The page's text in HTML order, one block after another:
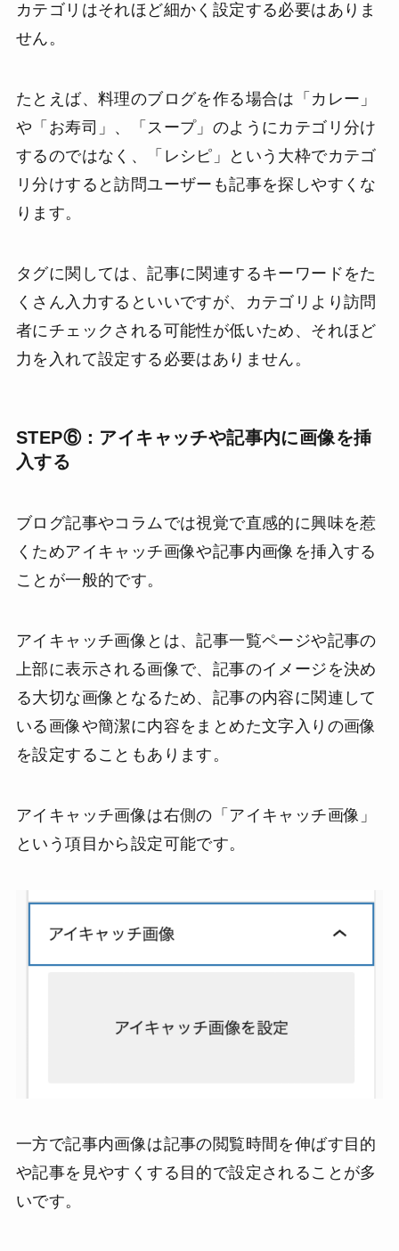
カテゴリはそれほど細かく設定する必要はありま
せん。
たとえば、料理のブログを作る場合は「カレー」
や「お寿司」、「スープ」のようにカテゴリ分け
するのではなく、「レシピ」という大枠でカテゴ
リ分けすると訪問ユーザーも記事を探しやすくな
ります。
タグに関しては、記事に関連するキーワードをた
くさん入力するといいですが、カテゴリより訪問
者にチェックされる可能性が低いため、それほど
力を入れて設定する必要はありません。
STEP⑥：アイキャッチや記事内に画像を挿
入する
ブログ記事やコラムでは視覚で直感的に興味を惹
くためアイキャッチ画像や記事内画像を挿入する
ことが一般的です。
アイキャッチ画像とは、記事一覧ページや記事の
上部に表示される画像で、記事のイメージを決め
る大切な画像となるため、記事の内容に関連して
いる画像や簡潔に内容をまとめた文字入りの画像
を設定することもあります。
アイキャッチ画像は右側の「アイキャッチ画像」
という項目から設定可能です。
一方で記事内画像は記事の閲覧時間を伸ばす目的
や記事を見やすくする目的で設定されることが多
いです。